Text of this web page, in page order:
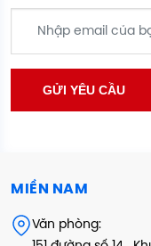
MIỀN NAM
Văn phòng: